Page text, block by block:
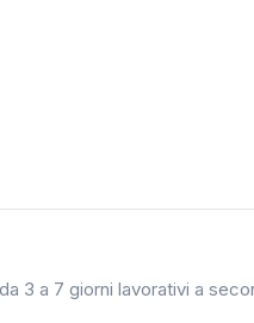
3 a 7 giorni lavorativi a